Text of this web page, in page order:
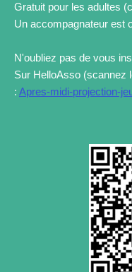
Gratuit pour les adultes
Un accompagnateur est
N'oubliez pas de vous
Sur HelloAsso (scannez
: Apres-midi-projection-